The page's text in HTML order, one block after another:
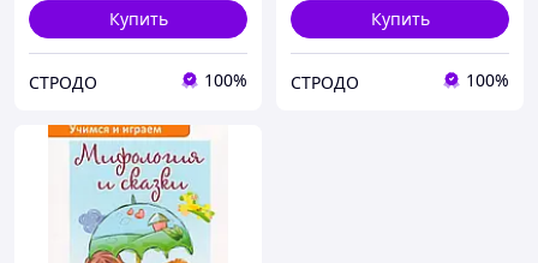
Купить
СТРОДО 100%
Купить
СТРОДО 100%